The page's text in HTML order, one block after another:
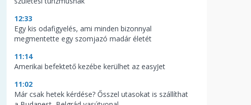
12:33
Egy kis odafigyelés, ami minden bizonnyal
megmentette egy szomjazó madár életét
11:14
Amerikai befektető kezébe kerülhet az easyJet
11:02
Már csak hetek kérdése? Ősszel utasokat is szállíthat